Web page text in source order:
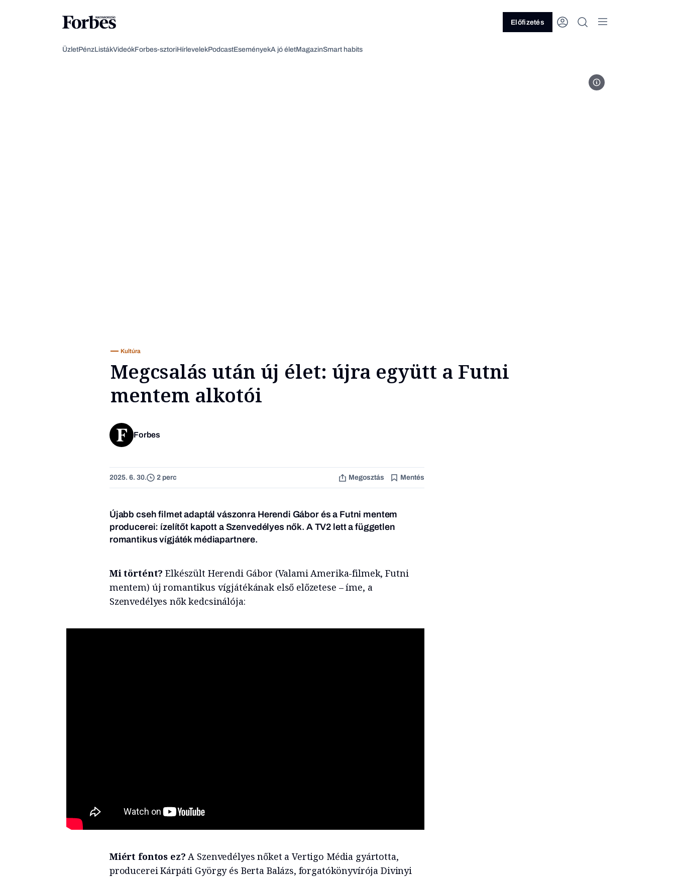
Előfizetés
ÜzletPénzListákVideókForbes-sztoriHírlevelekPodcastEseményekA jó életMagazinSmart habits
Fotó: Sághy Tímea
Kultúra
Megcsalás után új élet: újra együtt a Futni
mentem alkotói
Forbes
2025. 6. 30. 2 perc Megosztás Mentés
Újabb cseh filmet adaptál vászonra Herendi Gábor és a Futni mentem
producerei: ízelítőt kapott a Szenvedélyes nők. A TV2 lett a független
romantikus vígjáték médiapartnere.
Mi történt? Elkészült Herendi Gábor (Valami Amerika-filmek, Futni
mentem) új romantikus vígjátékának első előzetese – íme, a
Szenvedélyes nők kedcsinálója:
Miért fontos ez? A Szenvedélyes nőket a Vertigo Média gyártotta,
producerei Kárpáti György és Berta Balázs, forgatókönyvírója Divinyi